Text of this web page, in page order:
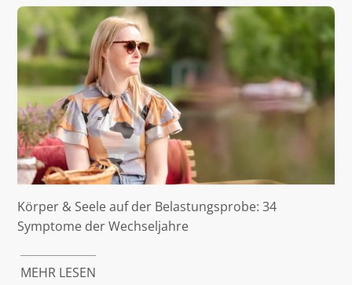
Körper & Seele auf der Belastungsprobe: 34
Symptome der Wechseljahre
MEHR LESEN